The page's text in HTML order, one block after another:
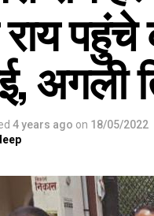
पहुंचे
अगली
4 years ago on 18/05/2022